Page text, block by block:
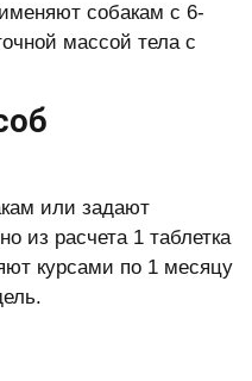
собакам с 6-
массой тела с
или задают
из расчета 1 таблетка
курсами по 1 месяцу